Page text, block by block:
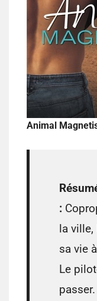
Animal
:
la ville,
sa vie
Le